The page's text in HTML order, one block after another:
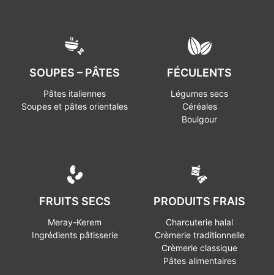
SOUPES – PÂTES
Pâtes italiennes
Soupes et pâtes orientales
FÉCULENTS
Légumes secs
Céréales
Boulgour
FRUITS SECS
Meray-Kerem
Ingrédients pâtisserie
PRODUITS FRAIS
Charcuterie halal
Crèmerie traditionnelle
Crèmerie classique
Pâtes alimentaires